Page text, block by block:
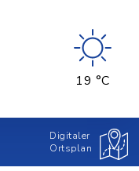
19 °C
Digitaler
Ortsplan